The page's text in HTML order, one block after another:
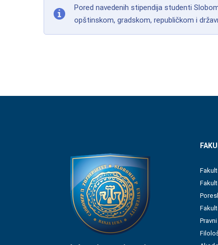
Pored navedenih stipendija studenti
opštinskom, gradskom, republičkom i